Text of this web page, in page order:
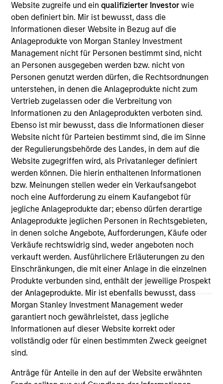
Website zugreife und ein qualifizierter Investor wie
oben definiert bin. Mir ist bewusst, dass die
Informationen dieser Website in Bezug auf die
Anlageprodukte von Morgan Stanley Investment
Management nicht für Personen bestimmt sind, nicht
an Personen ausgegeben werden bzw. nicht von
Personen genutzt werden dürfen, die Rechtsordnungen
unterstehen, in denen die Anlageprodukte nicht zum
Vertrieb zugelassen oder die Verbreitung von
Informationen zu den Anlageprodukten verboten sind.
Ebenso ist mir bewusst, dass die Informationen dieser
Website nicht für Parteien bestimmt sind, die im Sinne
der Regulierungsbehörde des Landes, in dem auf die
Website zugegriffen wird, als Privatanleger definiert
werden können. Die hierin enthaltenen Informationen
bzw. Meinungen stellen weder ein Verkaufsangebot
noch eine Aufforderung zu einem Kaufangebot für
jegliche Anlageprodukte dar; ebenso dürfen derartige
Anlageprodukte jeglichen Personen in Rechtsgebieten,
in denen solche Angebote, Aufforderungen, Käufe oder
Verkäufe rechtswidrig sind, weder angeboten noch
verkauft werden. Ausführlichere Erläuterungen zu den
Einschränkungen, die mit einer Anlage in die einzelnen
Produkte verbunden sind, enthält der jeweilige Prospekt
der Anlageprodukte. Mir ist ebenfalls bewusst, dass
Morgan Stanley Investment Management weder
garantiert noch gewährleistet, dass jegliche
Informationen auf dieser Website korrekt oder
vollständig oder für einen bestimmten Zweck geeignet
sind.
Anträge für Anteile in den auf der Website erwähnten
services.
View Site
Investment Team
Morgan Stanley Expansion Capital
As of July 25, 2025. The above is provided for informational
and educational purposes only. There is no guarantee that
the investment mentioned resulted in positive performance
(for realized holdings), or will perform well in the future (for
current holdings). The trademarks and service marks above
are the property of their respective owners. The information
on this website has not been authorized, sponsored, or
otherwise approved by such owners. By clicking on any
links shown here, you agree that you are navigating to a
third party site. We are providing these hyperlinks to you
only as a convenience and the inclusion of any hyperlink is
not and does not imply any endorsement, approval,
investigation, verification or monitoring by us of any
information contained in any hyperlinked site. In no event
shall we be responsible for the information contained on
the site or your use of such site.